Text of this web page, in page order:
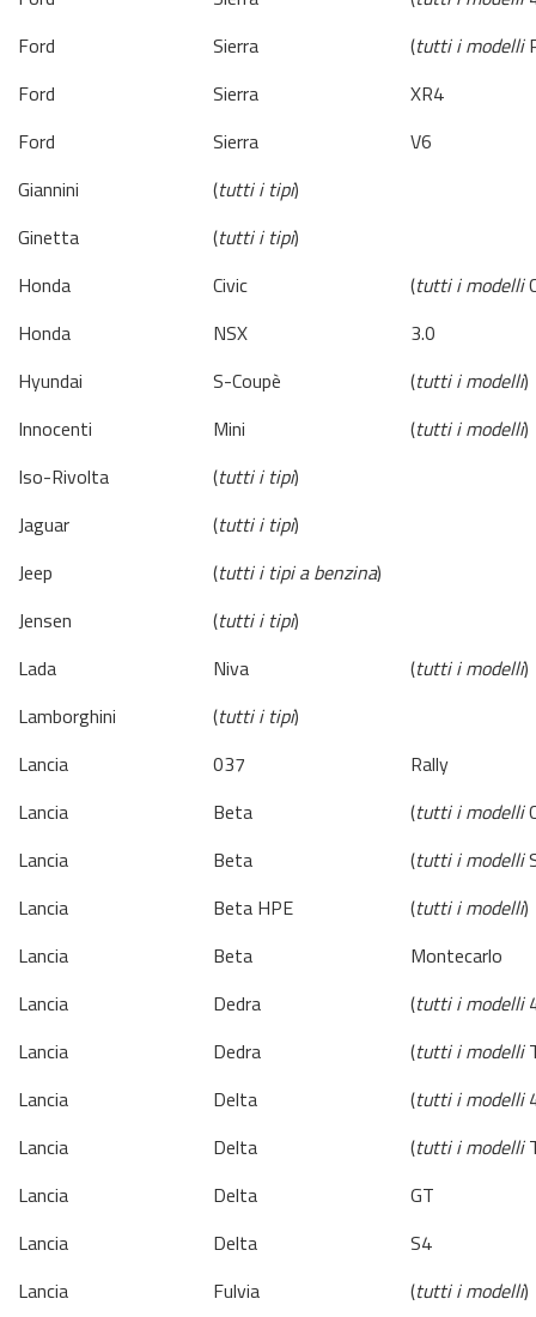
Ford
Sierra (tutti i modelli
Ford
Sierra
XR4
Ford
Sierra
V6
Giannini
(tutti i tipi)
Ginetta
(tutti i tipi)
Honda
Civic (tutti i modelli
Honda
NSX
3.0
Hyundai
S-Coupè (tutti i modelli)
Innocenti
Mini (tutti i modelli)
Iso-Rivolta
(tutti i tipi)
Jaguar
(tutti i tipi)
Jeep
(tutti i tipi a benzina)
Jensen
(tutti i tipi)
Lada
Niva (tutti i modelli)
Lamborghini
(tutti i tipi)
Lancia
037
Rally
Lancia
Beta (tutti i modelli
Lancia
Beta (tutti i modelli
Lancia
Beta HPE (tutti i modelli)
Lancia
Beta
Montecarlo
Lancia
Dedra (tutti i modelli
Lancia
Dedra (tutti i modelli
Lancia
Delta (tutti i modelli
Lancia
Delta (tutti i modelli
Lancia
Delta
GT
Lancia
Delta
S4
Lancia
Fulvia (tutti i modelli)